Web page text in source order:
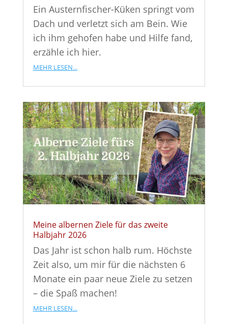
Ein Austernfischer-Küken springt vom
Dach und verletzt sich am Bein. Wie
ich ihm gehofen habe und Hilfe fand,
erzähle ich hier.
mehr lesen...
Meine albernen Ziele für das zweite
Halbjahr 2026
Das Jahr ist schon halb rum. Höchste
Zeit also, um mir für die nächsten 6
Monate ein paar neue Ziele zu setzen
– die Spaß machen!
mehr lesen...